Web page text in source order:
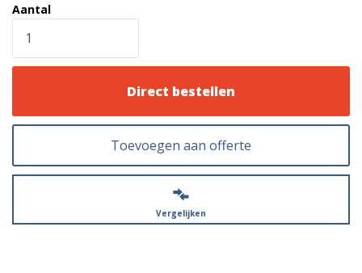
Aantal
Direct bestellen
Toevoegen aan offerte
Vergelijken